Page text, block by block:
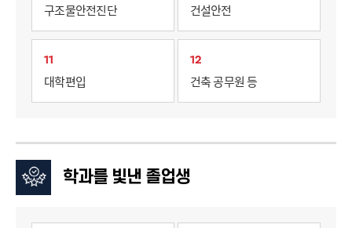
구조물안전진단 건설안전
11
대학편입
12
건축 공무원 등
학과를 빛낸 졸업생